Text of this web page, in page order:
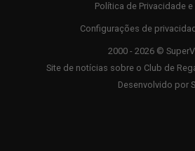
Política de Privacidade e
Configurações de
2000 - 2026 ©
Site de notícias sobre o Club de
Desenvolvido por